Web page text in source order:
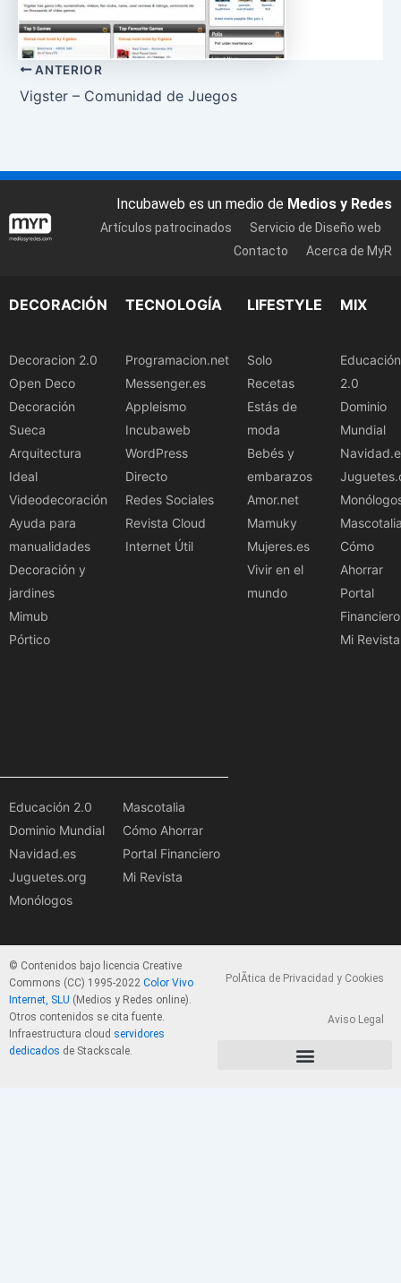
ANTERIOR
Vigster – Comunidad de Juegos
Incubaweb es un medio de Medios y Redes
Artículos patrocinados
Servicio de Diseño web
Contacto
Acerca de MyR
DECORACIÓN
Decoracion 2.0
Open Deco
Decoración
Sueca
Arquitectura
Ideal
Videodecoración
Ayuda para
manualidades
Decoración y
jardines
Mimub
Pórtico
TECNOLOGÍA
Programacion.net
Messenger.es
Appleismo
Incubaweb
WordPress
Directo
Redes Sociales
Revista Cloud
Internet Útil
LIFESTYLE
Solo
Recetas
Estás de
moda
Bebés y
embarazos
Amor.net
Mamuky
Mujeres.es
Vivir en el
mundo
MIX
Educación
2.0
Dominio
Mundial
Cómo
Ahorrar
Portal
Financiero
Mi Revista
Educación 2.0
Dominio Mundial
Navidad.es
Juguetes.org
Monólogos
Mascotalia
Cómo Ahorrar
Portal Financiero
Mi Revista
© Contenidos bajo licencia Creative
Commons (CC) 1995-2022 Color Vivo
Internet, SLU (Medios y Redes online).
Otros contenidos se cita fuente.
Infraestructura cloud servidores
dedicados de Stackscale.
PolÃ­tica de Privacidad y Cookies
Aviso Legal